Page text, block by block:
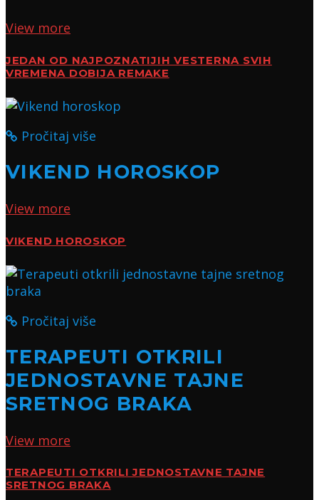
View more
JEDAN OD NAJPOZNATIJIH VESTERNA SVIH
VREMENA DOBIJA REMAKE
Pročitaj više
VIKEND HOROSKOP
View more
VIKEND HOROSKOP
Pročitaj više
TERAPEUTI OTKRILI
JEDNOSTAVNE TAJNE
SRETNOG BRAKA
View more
TERAPEUTI OTKRILI JEDNOSTAVNE TAJNE
SRETNOG BRAKA